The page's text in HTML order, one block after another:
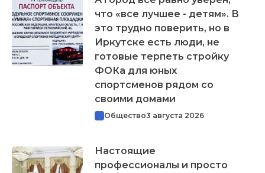
что «все лучшее - детям». В
это трудно поверить, но в
Иркутске есть люди, не
готовые терпеть стройку
ФОКа для юных
спортсменов рядом со
своими домами
Общество3 августа 2026
Настоящие
профессионалы и просто